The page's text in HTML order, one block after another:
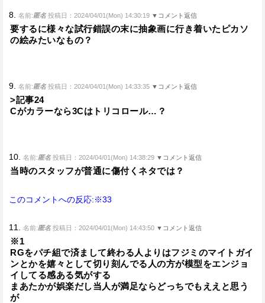
8. 名前:匿名 投稿日：2024/04/01(Mon) 14:30:19 ▼コメント返信
要するに様々な試行錯誤の末に抽象画に行き着いたピカソ
の絵みたいなもの？
9. 名前:匿名 投稿日：2024/04/01(Mon) 14:33:35 ▼コメント返信
>記事24
Cがカラーなら3Cはトリコロール…？
10. 名前:匿名 投稿日：2024/04/01(Mon) 14:38:29 ▼コメント返信
当時のスタッフが普通に傷付くネタでは？
このコメントへの反応:※33
11. 名前:匿名 投稿日：2024/04/01(Mon) 14:43:50 ▼コメント返信
※1
RGをパチ組で済まして終わる人よりはフジミのマイトガイ
ンとかを嬉々として切り刻んでる人の方が模型をエンジョ
イしてる感ある気がする
まあたかが娯楽だし当人が満足ならどっちでもええと思う
が